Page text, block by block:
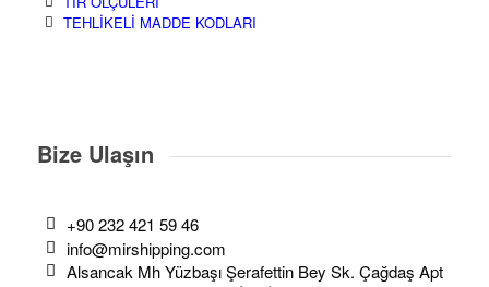
TEHLİKELİ MADDE KODLARI
Bize Ulaşın
+90 232 421 59 46
info@mirshipping.com
Alsancak Mh Yüzbaşı Şerafettin Bey Sk. Çağdaş Apt